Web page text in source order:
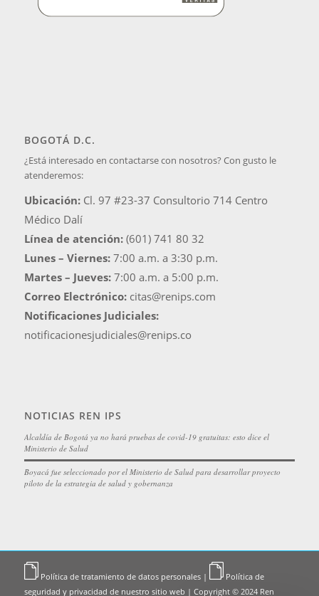
BOGOTÁ D.C.
¿Está interesado en contactarse con nosotros? Con gusto le
atenderemos:
Ubicación: Cl. 97 #23-37 Consultorio 714 Centro
Médico Dalí
Línea de atención: (601) 741 80 32
Lunes – Viernes: 7:00 a.m. a 3:30 p.m.
Martes – Jueves: 7:00 a.m. a 5:00 p.m.
Correo Electrónico: citas@renips.com
Notificaciones Judiciales:
notificacionesjudiciales@renips.co
NOTICIAS REN IPS
Alcaldía de Bogotá ya no hará pruebas de covid-19 gratuitas: esto dice el
Ministerio de Salud
Boyacá fue seleccionado por el Ministerio de Salud para desarrollar proyecto
piloto de la estrategia de salud y gobernanza
Política de tratamiento de datos personales|
Política de
seguridad y privacidad de nuestro sitio web | Copyright © 2024 Ren